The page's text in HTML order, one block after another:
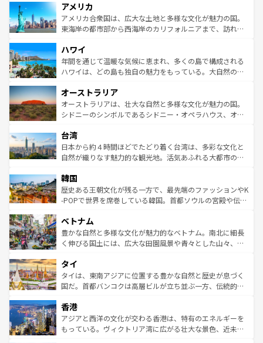
ンツ一覧を参照してほしい。
の建物がそのまま残る町や、スイスならではのユニークな
博物館もあり、アルプス観光だけでなく町歩きも満喫する
ことができる。国民の所得が高いため物価も高いが、旅行
ば市内交通費無料で観光を楽しむこともできる。 なお、新
着のスイス情報はコンテンツ一覧 を参照してほしい。
アメリカ
アメリカ合衆国は、広大な土地と多様な文化が魅力の国。
東海岸の都市部から西海岸のカリフォルニアまで、訪れる
のような巨大都市は、観光、ショッピング、エンターテイ
ンメントが詰まった刺激的なスポットだ。一方、アメリカ
西部には大自然が広がり、グランドキャニオンやイエロー
部のニューオーリンズでは、音楽と美食が融合した独特の
文化が魅力。旅行者はアメリカの各地域で異なる魅力を楽
しみながら、その多様性と豊かな歴史を感じることができ
ならではの贅沢な旅のスタイルだ。 なお、新着のアメリカ
情報はコンテンツ一覧を参照してほしい。
ハワイ
年間を通じて温暖な気候に恵まれ、多くの島で構成される
ハワイは、どの島も独自の魅力をもっている。大自然の神
ワイ島は見逃せない。また、定番の観光地といえばオアフ
島だが、静かな自然を求めるならマウイ島やカウアイ島が
おすすめ。エメラルドグリーンに輝く海をはじめ、豊かな
れるおもてなしの心で訪れる人々を迎えてくれるハワイの
人々、おいしいローカルフードやハワイアンミュージッ
ク、伝統的なフラダンスなど、すべてがハワイの魅力を彩
ワイを、存分に味わってほしい。 なお、新着のハワイ情報
はコンテンツ一覧を参照してほしい。
オーストラリア
オーストラリアは、壮大な自然と多様な文化が魅力の国。
シドニーのシンボルであるシドニー・オペラハウス、オー
リアリーフや大陸中央部にそびえるウルル（エアーズロッ
ク）、タスマニアの美しい原生林やケアンズの熱帯雨林な
ど、見どころがたくさん。また、カフェやワイン、オージ
いる。アクティビティも充実しており、サーフィンやダイ
ビング、ハイキングなど、アウトドア好きにはたまらな
い。オーストラリアの多彩な魅力を存分に味わいつくそ
参照してほしい。
台湾
日本から約４時間ほどでたどり着く台湾は、多彩な文化と
自然が織りなす魅力的な観光地。活気あふれる大都市の台
ン）、静ひつな山岳地帯である台湾東部など、都市の喧騒
と山間の静けさが共存しており、訪れる人に新しい発見と
驚きをもたらしてくれる。また、奥深い台湾の食文化も魅
容にもいいと評判のスイーツなど、バラエティ豊かな料理
が味わえる。 なお、新着の台湾情報は コンテンツ一覧を参
照してほしい。
韓国
歴史ある王朝文化が残る一方で、最先端のファッションやK
-POPで世界を席巻している韓国。首都ソウルの宮殿や伝統
き、地方に足を延ばせば四季折々の自然美を楽しむことが
できる。そして、キムチや焼肉、絶品のストリートフード
まで、さまざまな韓国料理が待っている。夜には、韓国な
リティに包まれながら、韓国の多彩な魅力を心ゆくまで味
わってみてほしい。 なお、新着の韓国情報はコンテンツ一
覧を参照してほしい。
ベトナム
豊かな自然と多様な文化が魅力的なベトナム。南北に細長
く伸びる国土には、広大な田園風景や青々とした山々、世
急速な発展と共に伝統が息づく。ハノイの古い町並みやホ
ーチミン市のフランス統治時代の建物も、独特の雰囲気を
醸し出している。また、バラエティの豊かさとおいしさで
とつ。フォーやバインミー、ベトナムコーヒーなどは、ぜ
ひ現地で味わいたい。どの地域を訪れてもあたたかい人々
が旅行者を迎えてくれるので、きっと忘れられない旅にな
タイ
タイは、東南アジアに位置する豊かな自然と歴史が息づく
国だ。首都バンコクは高層ビルが立ち並ぶ一方、伝統的な
の活気が交差している。北部ではチェンマイなどの山岳地
帯で自然と触れ合い、南部ではプーケットやクラビの美し
いビーチでリゾート気分を楽しむことができる。タイ料理
香港
アジアと西洋の文化が交わる香港は、特有のエネルギーを
もっている。ヴィクトリア湾に広がる壮大な景色、近未来